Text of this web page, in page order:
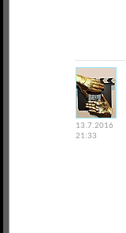
13.7.2016
21:33